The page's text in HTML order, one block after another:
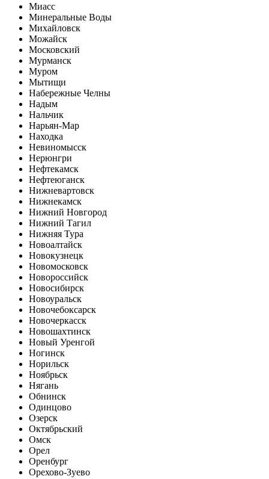
Миасс
Минеральные Воды
Михайловск
Можайск
Московский
Мурманск
Муром
Мытищи
Набережные Челны
Надым
Нальчик
Нарьян-Мар
Находка
Невиномысск
Нерюнгри
Нефтекамск
Нефтеюганск
Нижневартовск
Нижнекамск
Нижний Новгород
Нижний Тагил
Нижняя Тура
Новоалтайск
Новокузнецк
Новомосковск
Новороссийск
Новосибирск
Новоуральск
Новочебоксарск
Новочеркасск
Новошахтинск
Новый Уренгой
Ногинск
Норильск
Ноябрьск
Нягань
Обнинск
Одинцово
Озерск
Октябрьский
Омск
Орел
Оренбург
Орехово-Зуево